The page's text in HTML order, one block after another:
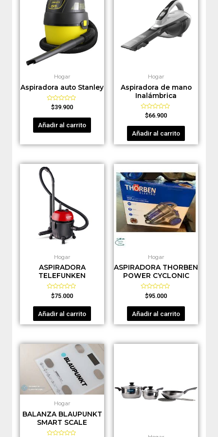
Hogar
Aspiradora auto Stanley
Valorado
0
5
$39.900
Añadir al carrito
Hogar
Aspiradora de mano
Inalámbrica
Valorado
0
5
$66.900
Añadir al carrito
Hogar
ASPIRADORA
TELEFUNKEN
Valorado
en
0
5
$75.000
Añadir al carrito
Hogar
ASPIRADORA THORBEN
POWER CYCLONIC
Valorado
en
0
5
$95.000
Añadir al carrito
Hogar
BALANZA BLAUPUNKT
SMART SCALE